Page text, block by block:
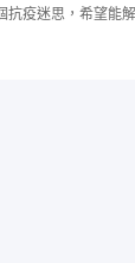
抗疫迷思，希望能